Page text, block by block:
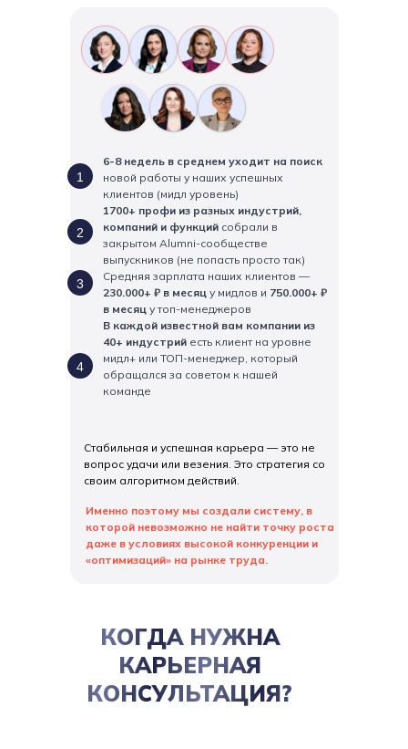
1
2
3
4
6-8 недель в среднем уходит на поиск
новой работы у наших успешных
клиентов (мидл уровень)
1700+ профи из разных индустрий,
компаний и функций собрали в
закрытом Alumni-сообществе
выпускников (не попасть просто так)
Средняя зарплата наших клиентов —
230.000+ ₽ в месяц у мидлов и 750.000+ ₽
в месяц у топ-менеджеров
В каждой известной вам компании из
40+ индустрий есть клиент на уровне
мидл+ или ТОП-менеджер, который
обращался за советом к нашей
команде
Стабильная и успешная карьера — это не
вопрос удачи или везения. Это стратегия со
своим алгоритмом действий.
Именно поэтому мы создали систему, в
которой невозможно не найти точку роста
даже в условиях высокой конкуренции и
«оптимизаций» на рынке труда.
КОГДА НУЖНА
КАРЬЕРНАЯ
КОНСУЛЬТАЦИЯ?